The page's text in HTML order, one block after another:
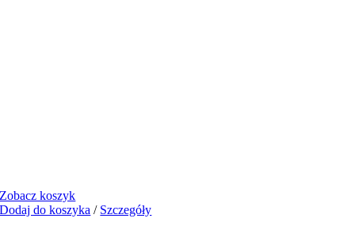
Zobacz koszyk
Dodaj do koszyka / Szczegóły